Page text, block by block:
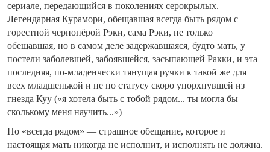
сериале, передающийся в поколениях серокрылых.
Легендарная Курамори, обещавшая всегда быть рядом с
горестной чернопёрой Рэки, сама Рэки, не только
обещавшая, но в самом деле задержавшаяся, будто мать, у
постели заболевшей, забоявшейся, засыпающей Ракки, и эта
последняя, по-младенчески тянущая ручки к такой же для
всех младшенькой и не по статусу скоро упорхнувшей из
гнезда Куу («я хотела быть с тобой рядом... ты могла бы
сколькому меня научить...»)
Но «всегда рядом» — страшное обещание, которое и
настоящая мать никогда не исполнит, и исполнять не должна.